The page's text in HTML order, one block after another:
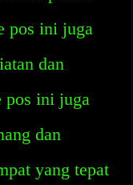
pos ini juga
dan
pos ini juga
dan
yang tepat